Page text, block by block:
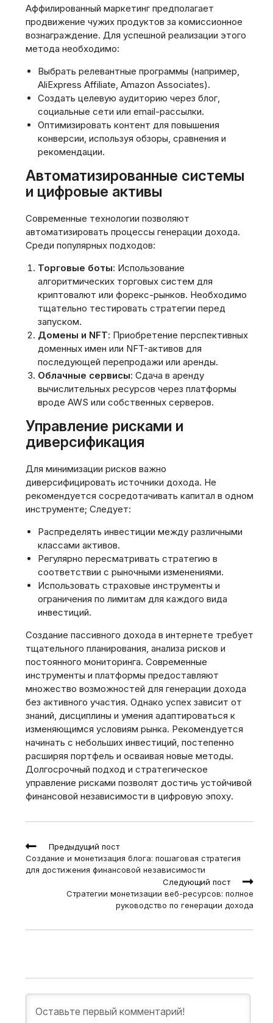
Аффилированный маркетинг предполагает
продвижение чужих продуктов за комиссионное
вознаграждение. Для успешной реализации этого
метода необходимо:
Выбрать релевантные программы (например,
AliExpress Affiliate, Amazon Associates).
Создать целевую аудиторию через блог,
социальные сети или email-рассылки.
Оптимизировать контент для повышения
конверсии, используя обзоры, сравнения и
рекомендации.
Автоматизированные системы
и цифровые активы
Современные технологии позволяют
автоматизировать процессы генерации дохода.
Среди популярных подходов:
Торговые боты: Использование
алгоритмических торговых систем для
криптовалют или форекс-рынков. Необходимо
тщательно тестировать стратегии перед
запуском.
Домены и NFT: Приобретение перспективных
доменных имен или NFT-активов для
последующей перепродажи или аренды.
Облачные сервисы: Сдача в аренду
вычислительных ресурсов через платформы
вроде AWS или собственных серверов.
Управление рисками и
диверсификация
Для минимизации рисков важно
диверсифицировать источники дохода. Не
рекомендуется сосредотачивать капитал в одном
инструменте; Следует:
Распределять инвестиции между различными
классами активов.
Регулярно пересматривать стратегию в
соответствии с рыночными изменениями.
Использовать страховые инструменты и
ограничения по лимитам для каждого вида
инвестиций.
Создание пассивного дохода в интернете требует
тщательного планирования, анализа рисков и
постоянного мониторинга. Современные
инструменты и платформы предоставляют
множество возможностей для генерации дохода
без активного участия. Однако успех зависит от
знаний, дисциплины и умения адаптироваться к
изменяющимся условиям рынка. Рекомендуется
начинать с небольших инвестиций, постепенно
расширяя портфель и осваивая новые методы.
Долгосрочный подход и стратегическое
управление рисками позволят достичь устойчивой
финансовой независимости в цифровую эпоху.
Read
more
articles
Предыдущий пост
Создание и монетизация блога: пошаговая стратегия
для достижения финансовой независимости
Следующий пост
Стратегии монетизации веб-ресурсов: полное
руководство по генерации дохода